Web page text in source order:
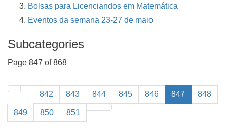
Bolsas para Licenciandos em Matemática
Eventos da semana 23-27 de maio
Subcategories
Page 847 of 868
842 843 844 845 846 847 848
849 850 851